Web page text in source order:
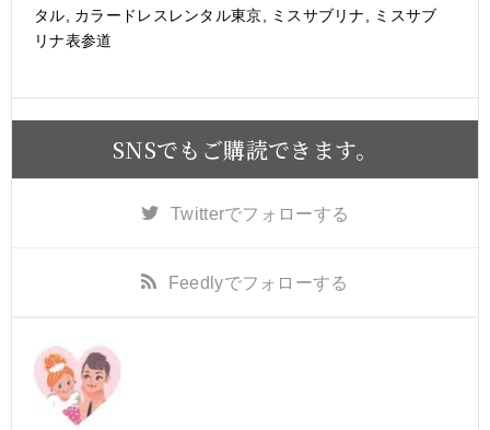
タル
カラードレスレンタル東京 ミスサブリナ
ミスサブ
リナ表参道
SNSでもご購読できます。
Twitterでフォローする
Feedlyでフォローする